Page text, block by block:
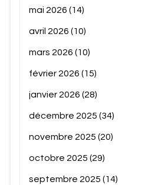
mai 2026 (14)
avril 2026 (10)
mars 2026 (10)
février 2026 (15)
janvier 2026 (28)
décembre 2025 (34)
novembre 2025 (20)
octobre 2025 (29)
septembre 2025 (14)